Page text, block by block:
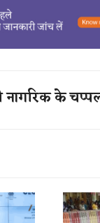
नागरिक के